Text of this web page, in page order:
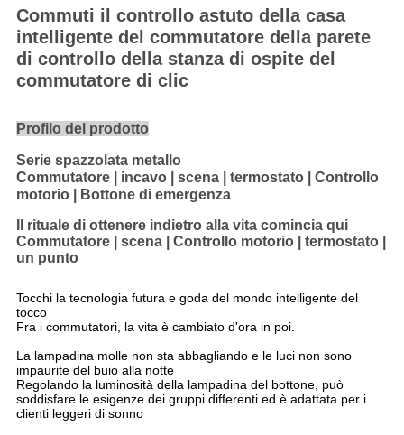
Commuti il controllo astuto della casa
intelligente del commutatore della parete
di controllo della stanza di ospite del
commutatore di clic
Profilo del prodotto
Serie spazzolata metallo
Commutatore | incavo | scena | termostato | Controllo
motorio | Bottone di emergenza
Il rituale di ottenere indietro alla vita comincia qui
Commutatore | scena | Controllo motorio | termostato |
un punto
Tocchi la tecnologia futura e goda del mondo intelligente del
tocco
Fra i commutatori, la vita è cambiato d'ora in poi.
La lampadina molle non sta abbagliando e le luci non sono
impaurite del buio alla notte
Regolando la luminosità della lampadina del bottone, può
soddisfare le esigenze dei gruppi differenti ed è adattata per i
clienti leggeri di sonno